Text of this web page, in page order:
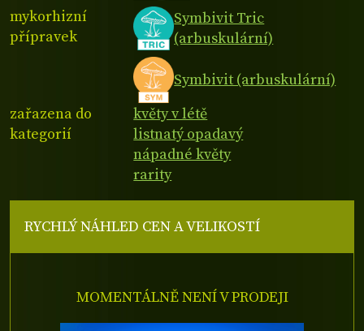
mykorhizní
přípravek
Symbivit Tric
(arbuskulární)
Symbivit (arbuskulární)
zařazena do
kategorií
květy v létě
listnatý opadavý
nápadné květy
rarity
RYCHLÝ NÁHLED CEN A VELIKOSTÍ
MOMENTÁLNĚ NENÍ V PRODEJI